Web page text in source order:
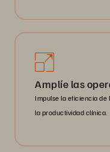
Amplíe las
Impulse la eficiencia de
la productividad clínica.